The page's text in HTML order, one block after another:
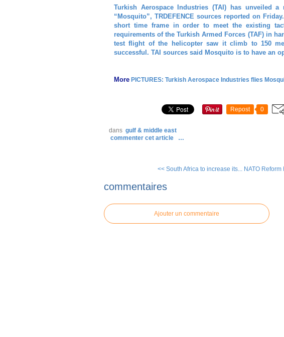
Turkish Aerospace Industries (TAI) has unveiled a
“Mosquito”, TRDEFENCE sources reported on
short time frame in order to meet the existing
requirements of the Turkish Armed Forces (TAF) in
test flight of the helicopter saw it climb to 150
successful. TAI sources said Mosquito is to have an
More PICTURES: Turkish Aerospace Industries flies
Repost 0
dans gulf & middle east
commenter cet article
…
<< South Africa to increase its... NATO
commentaires
Ajouter un commentaire